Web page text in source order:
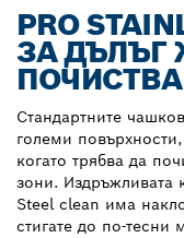
PRO
ЗА ДЪЛЪГ
Стандартните
големи
когато трябва да
зони. Издръжливата
Steel clean има
стигате до по-тесни